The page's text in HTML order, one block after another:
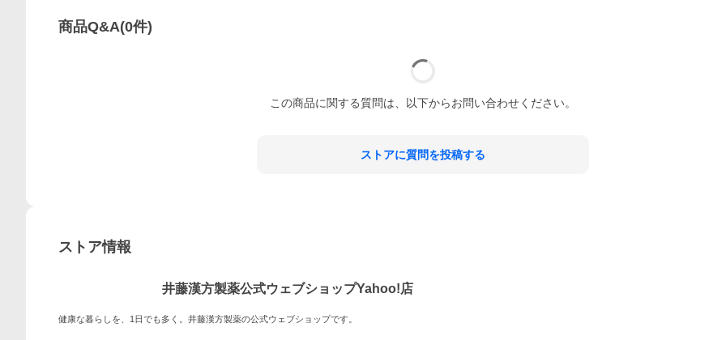
商品Q&A(0件)
この商品に関する質問は、以下からお問い合わせください。
ストアに質問を投稿する
ストア情報
井藤漢方製薬公式ウェブショップYahoo!店
健康な暮らしを、1日でも多く。井藤漢方製薬の公式ウェブショップです。